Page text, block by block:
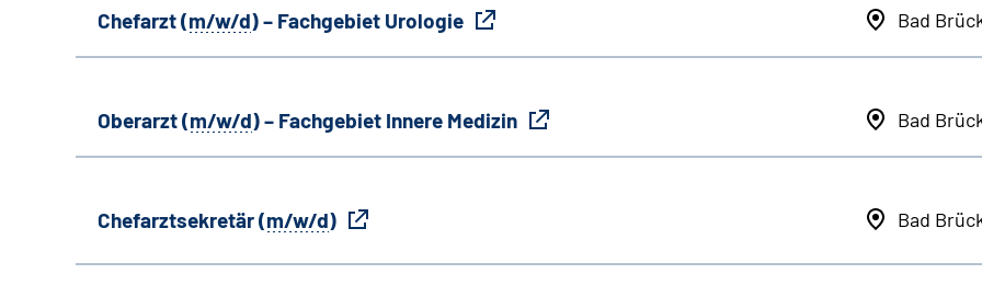
Chefarzt (m/w/d) – Fachgebiet Urologie Bad
Oberarzt (m/w/d) – Fachgebiet Innere Medizin Bad
Chefarztsekretär (m/w/d) Bad